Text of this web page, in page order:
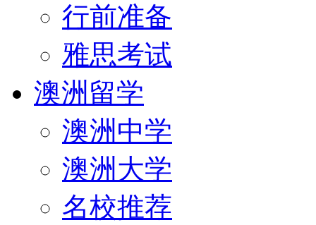
行前准备
雅思考试
澳洲留学
澳洲中学
澳洲大学
名校推荐